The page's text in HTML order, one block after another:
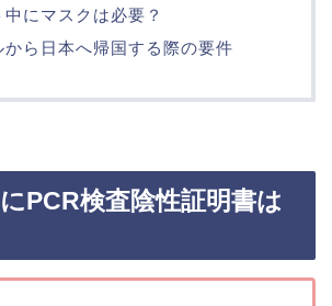
にマスクは必要？
から日本へ帰国する際の要件
PCR検査陰性証明書は